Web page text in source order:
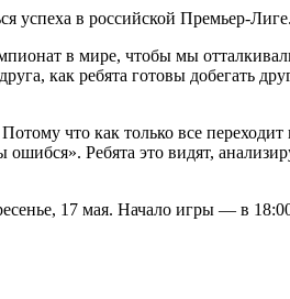
успеха в российской Премьер-Лиге.
в мире, чтобы мы
как ребята готовы добегать
что как только все переходит
ошибся». Ребята это видят,
17 мая. Начало игры — в